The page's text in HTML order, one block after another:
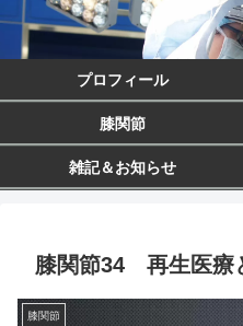
プロフィール
膝関節
雑記＆お知らせ
膝関節34 再生医療
膝関節